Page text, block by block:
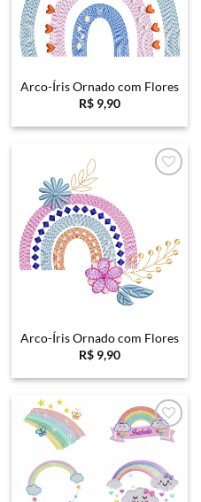
Arco-Íris Ornado com Flores
R$ 9,90
Arco-Íris Ornado com Flores
R$ 9,90
Favoritar